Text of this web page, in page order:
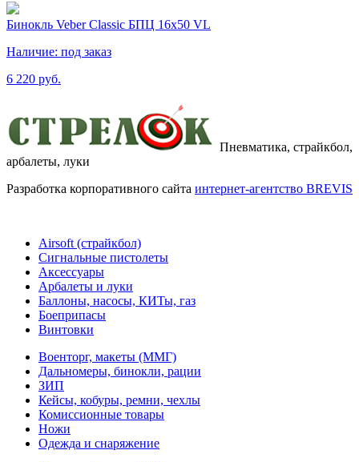
Бинокль Veber Classic БПЦ 16х50 VL
Наличие: под заказ
6 220 руб.
Пневматика, страйкбол,
арбалеты, луки
Разработка корпоративного сайта интернет-агентство BREVIS
Airsoft (страйкбол)
Cигнальные пистолеты
Аксессуары
Арбалеты и луки
Баллоны, насосы, КИТы, газ
Боеприпасы
Винтовки
Военторг, макеты (ММГ)
Дальномеры, бинокли, рации
ЗИП
Кейсы, кобуры, ремни, чехлы
Комиссионные товары
Ножи
Одежда и снаряжение